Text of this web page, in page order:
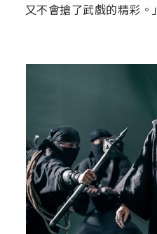
又不會搶了武戲的精彩。」